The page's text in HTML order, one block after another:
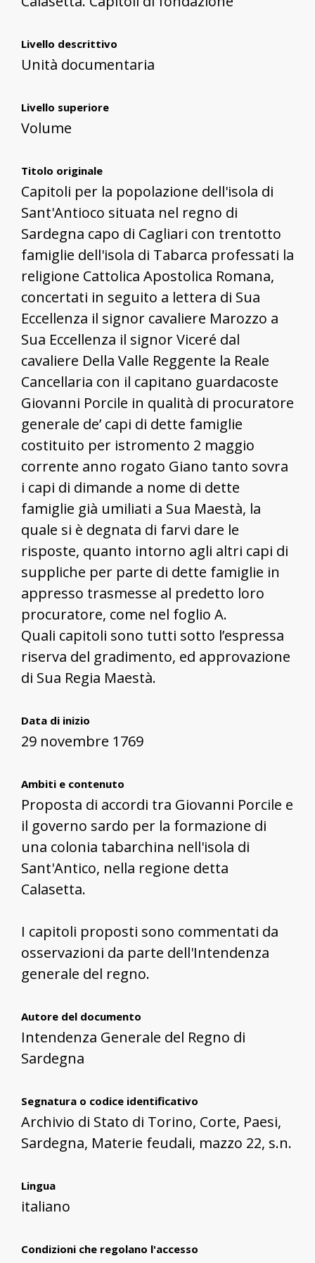
Livello descrittivo
Unità documentaria
Livello superiore
Volume
Titolo originale
Capitoli per la popolazione dell'isola di
Sant'Antioco situata nel regno di
Sardegna capo di Cagliari con trentotto
famiglie dell'isola di Tabarca professati la
religione Cattolica Apostolica Romana,
concertati in seguito a lettera di Sua
Eccellenza il signor cavaliere Marozzo a
Sua Eccellenza il signor Viceré dal
cavaliere Della Valle Reggente la Reale
Cancellaria con il capitano guardacoste
Giovanni Porcile in qualità di procuratore
generale de’ capi di dette famiglie
costituito per istromento 2 maggio
corrente anno rogato Giano tanto sovra
i capi di dimande a nome di dette
famiglie già umiliati a Sua Maestà, la
quale si è degnata di farvi dare le
risposte, quanto intorno agli altri capi di
suppliche per parte di dette famiglie in
appresso trasmesse al predetto loro
procuratore, come nel foglio A.
Quali capitoli sono tutti sotto l’espressa
riserva del gradimento, ed approvazione
di Sua Regia Maestà.
Data di inizio
29 novembre 1769
Ambiti e contenuto
Proposta di accordi tra Giovanni Porcile e
il governo sardo per la formazione di
una colonia tabarchina nell'isola di
Sant'Antico, nella regione detta
Calasetta.
I capitoli proposti sono commentati da
osservazioni da parte dell'Intendenza
generale del regno.
Autore del documento
Intendenza Generale del Regno di
Sardegna
Segnatura o codice identificativo
Archivio di Stato di Torino, Corte, Paesi,
Sardegna, Materie feudali, mazzo 22, s.n.
Lingua
italiano
Condizioni che regolano l'accesso